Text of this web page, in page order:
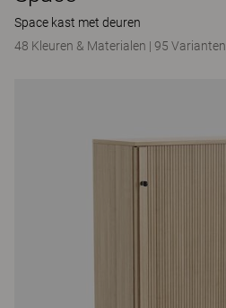
Space kast met deuren
48 Kleuren & Materialen | 95 Varianten